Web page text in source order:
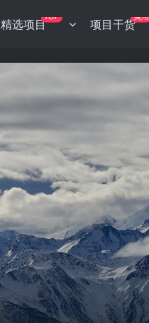
精选项目TOP 项目干货实用